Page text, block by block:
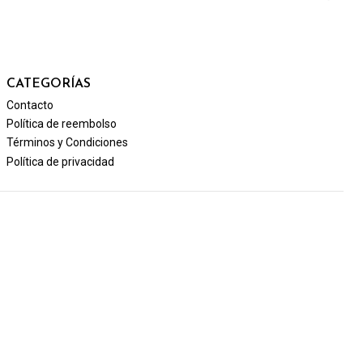
CATEGORÍAS
Contacto
Política de reembolso
Términos y Condiciones
Política de privacidad